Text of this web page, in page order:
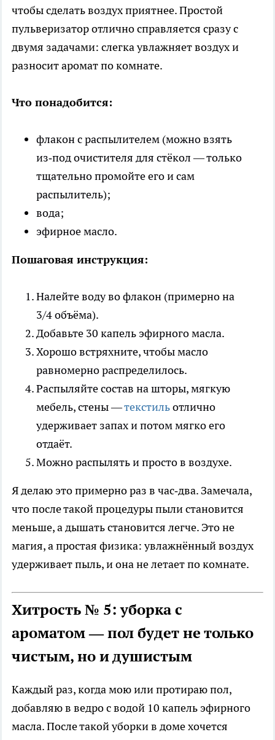
чтобы сделать воздух приятнее. Простой
пульверизатор отлично справляется сразу с
двумя задачами: слегка увлажняет воздух и
разносит аромат по комнате.
Что понадобится:
флакон с распылителем (можно взять
из‑под очистителя для стёкол — только
тщательно промойте его и сам
распылитель);
вода;
эфирное масло.
Пошаговая инструкция:
Налейте воду во флакон (примерно на
3/4 объёма).
Добавьте 30 капель эфирного масла.
Хорошо встряхните, чтобы масло
равномерно распределилось.
Распыляйте состав на шторы, мягкую
мебель, стены —текстильотлично
удерживает запах и потом мягко его
отдаёт.
Можно распылять и просто в воздухе.
Я делаю это примерно раз в час‑два. Замечала,
что после такой процедуры пыли становится
меньше, а дышать становится легче. Это не
магия, а простая физика: увлажнённый воздух
удерживает пыль, и она не летает по комнате.
Хитрость № 5: уборка с
ароматом — пол будет не только
чистым, но и душистым
Каждый раз, когда мою или протираю пол,
добавляю в ведро с водой 10 капель эфирного
масла. После такой уборки в доме хочется